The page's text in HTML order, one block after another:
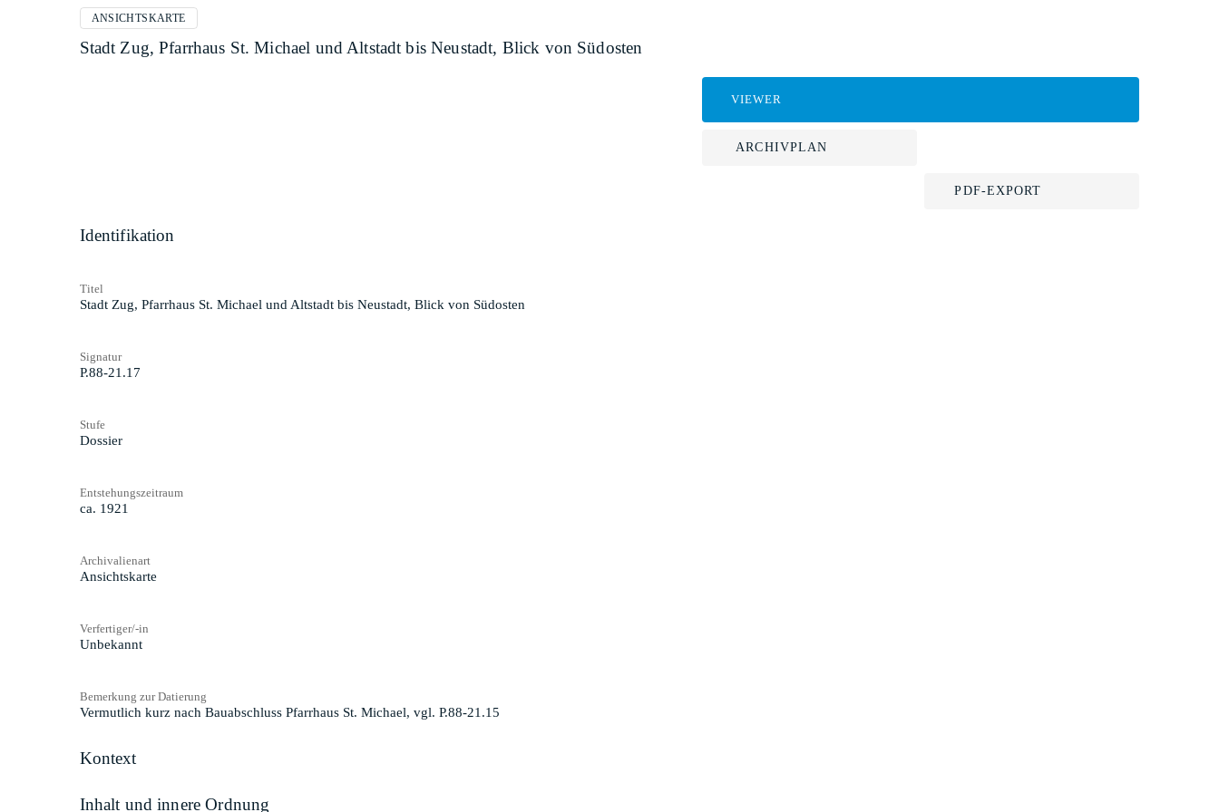
ANSICHTSKARTE
Stadt Zug, Pfarrhaus St. Michael und Altstadt bis Neustadt, Blick von Südosten
VIEWER
ARCHIVPLAN
PDF-EXPORT
Identifikation
Titel
Stadt Zug, Pfarrhaus St. Michael und Altstadt bis Neustadt, Blick von Südosten
Signatur
P.88-21.17
Stufe
Dossier
Entstehungszeitraum
ca. 1921
Archivalienart
Ansichtskarte
Verfertiger/-in
Unbekannt
Bemerkung zur Datierung
Vermutlich kurz nach Bauabschluss Pfarrhaus St. Michael, vgl. P.88-21.15
Kontext
Inhalt und innere Ordnung